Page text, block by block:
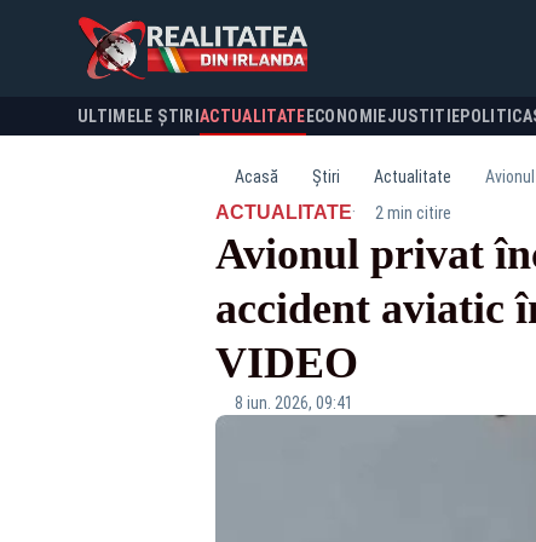
ULTIMELE ȘTIRI ACTUALITATE ECONOMIEJUSTITIEPOLITICA
Acasă Știri Actualitate
ACTUALITATE· 2 min citire
Avionul privat
accident aviatic
VIDEO
8 iun. 2026, 09:41